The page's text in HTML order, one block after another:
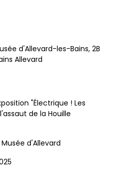
d'Allevard-les-Bains, 2B
Allevard
"Électrique ! Les
de la Houille
Musée d'Allevard